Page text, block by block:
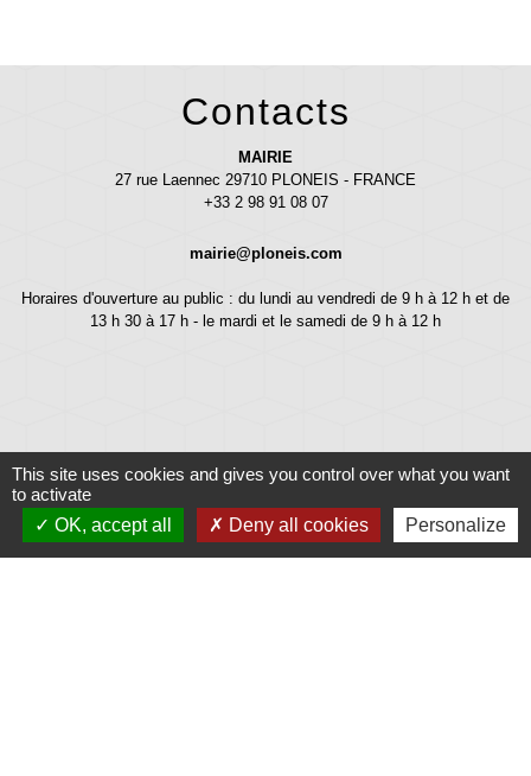
Contacts
MAIRIE
27 rue Laennec 29710 PLONEIS - FRANCE
+33 2 98 91 08 07
mairie@ploneis.com
Horaires d'ouverture au public : du lundi au vendredi de 9 h à 12 h et de
13 h 30 à 17 h - le mardi et le samedi de 9 h à 12 h
This site uses cookies and gives you control over what you want
to activate
OK, accept all
Deny all cookies Personalize